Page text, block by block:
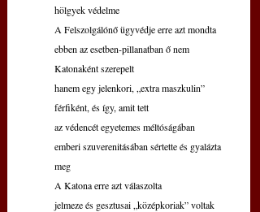
hölgyek védelme
A Felszolgálónő ügyvédje erre azt mondta
ebben az esetben-pillanatban ő nem
Katonaként szerepelt
hanem egy jelenkori, „extra maszkulin”
férfiként, és így, amit tett
az védencét egyetemes méltóságában
emberi szuverenitásában sértette és gyalázta
meg
A Katona erre azt válaszolta
jelmeze és gesztusai „középkoriak” voltak